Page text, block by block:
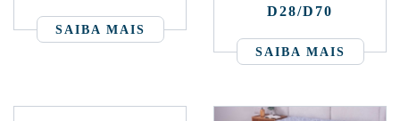
SAIBA MAIS
D28/D70
SAIBA MAIS